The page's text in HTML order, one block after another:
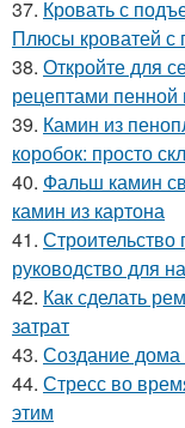
37. Кровать с
Плюсы кроватей
38. Откройте для
рецептами
39. Камин из
коробок: просто
40. Фальш камин
камин из картона
41.
руководство для
42. Как сделать
затрат
43. Создание дома
44. Стресс во
этим